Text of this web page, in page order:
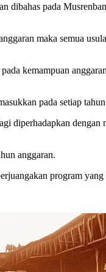
dibahas pada
maka semua
kemampuan
pada setiap
diperhadapkan
anggaran.
program